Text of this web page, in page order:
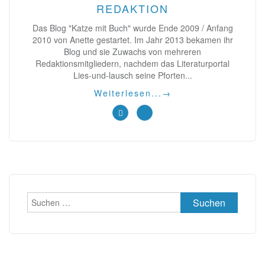
REDAKTION
Das Blog "Katze mit Buch" wurde Ende 2009 / Anfang
2010 von Anette gestartet. Im Jahr 2013 bekamen ihr
Blog und sie Zuwachs von mehreren
Redaktionsmitgliedern, nachdem das Literaturportal
Lies-und-lausch seine Pforten...
Weiterlesen... →
Suchen
nach: